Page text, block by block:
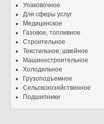
Упаковочное
Для сферы услуг
Медицинское
Газовое, топливное
Строительное
Текстильное, швейное
Машиностроительное
Холодильное
Грузоподъемное
Сельскохозяйственное
Подшипники